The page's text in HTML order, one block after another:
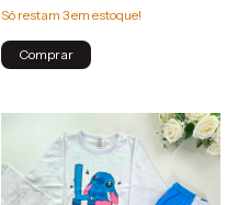
Só restam 3em estoque!
Comprar